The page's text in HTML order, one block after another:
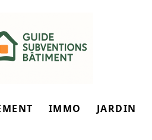
IMMO JARDIN